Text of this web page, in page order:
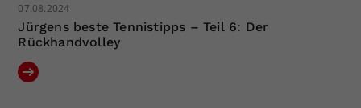
07.08.2024
Jürgens beste Tennistipps – Teil 6: Der
Rückhandvolley